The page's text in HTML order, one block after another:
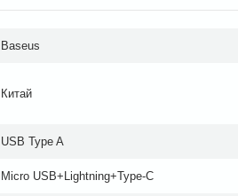
Baseus
Китай
USB Type A
Micro USB+Lightning+Type-C